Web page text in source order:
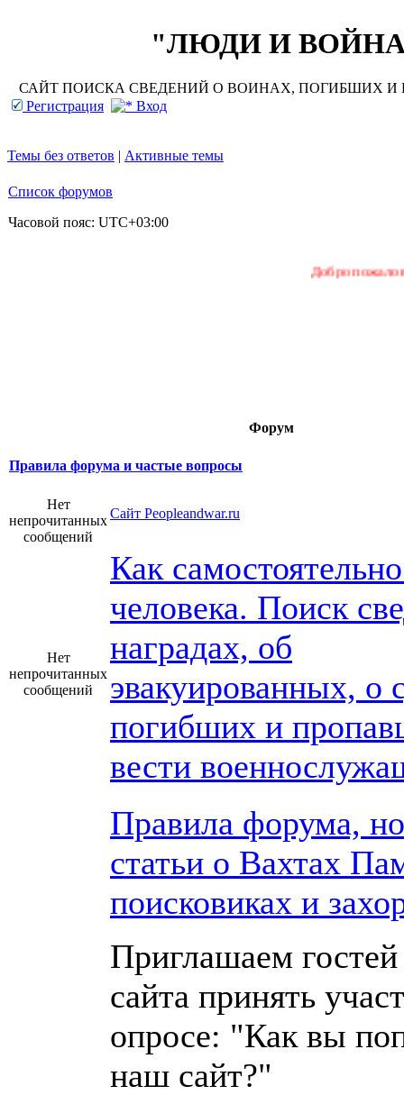
"ЛЮДИ И ВОЙНА"
САЙТ ПОИСКА СВЕДЕНИЙ О ВОИНАХ, ПОГИБШИХ И
Регистрация
Вход
Темы без ответов | Активные темы
Список форумов
Часовой пояс: UTC+03:00
Добро пожаловать на
Форум
Правила форума и частые вопросы
Нет
непрочитанных
сообщений
Сайт Peopleandwar.ru
Нет
непрочитанных
сообщений
Как
человека. Поиск
наградах, об
эвакуированных, о
погибших и
вести
Правила форума,
статьи о Вахтах
поисковиках и
Приглашаем
сайта принять
опросе: "Как вы
наш сайт?"